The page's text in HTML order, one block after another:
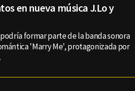
en nueva música J.Lo y
formar parte de la banda sonora
'Marry Me', protagonizada por